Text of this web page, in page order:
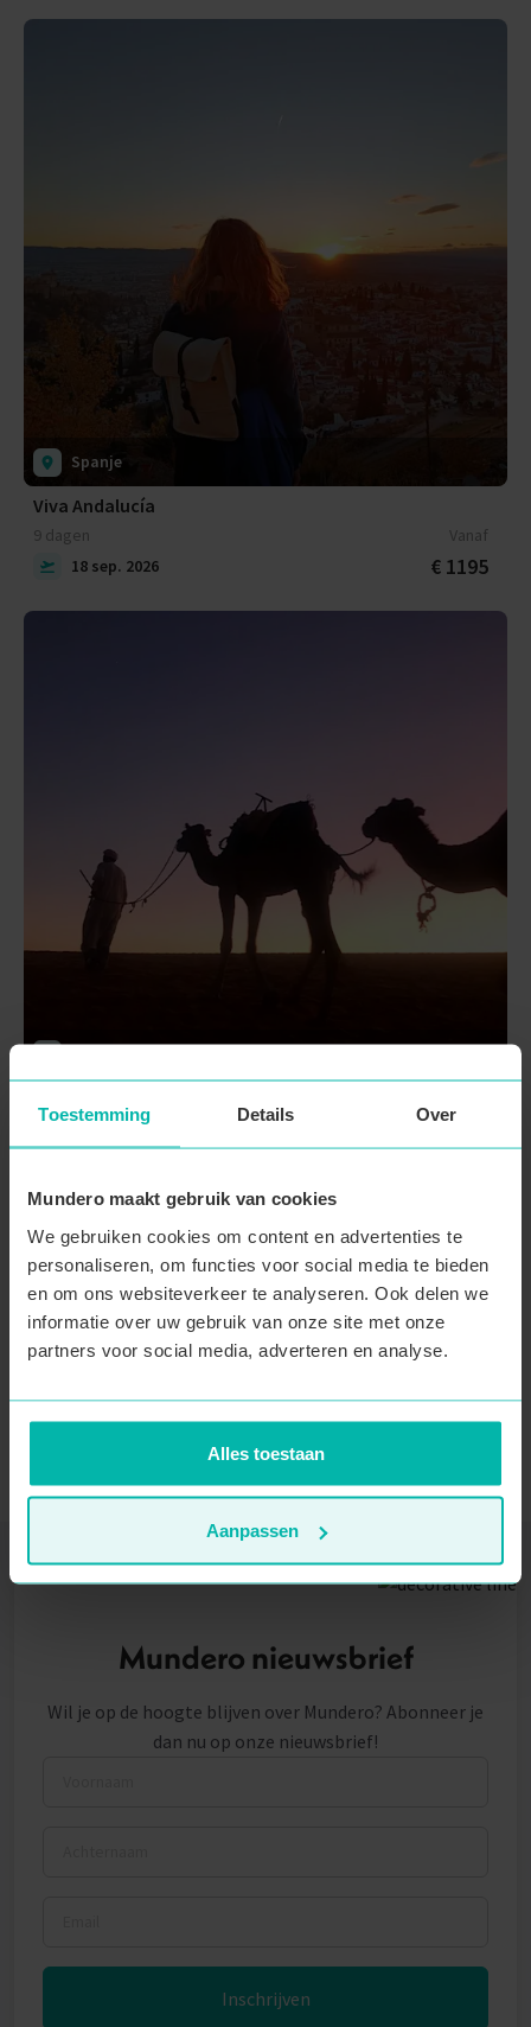
Toestemming Details Over
Mundero maakt gebruik van cookies
We gebruiken cookies om content en advertenties te
personaliseren, om functies voor social media te bieden
en om ons websiteverkeer te analyseren. Ook delen we
informatie over uw gebruik van onze site met onze
partners voor social media, adverteren en analyse.
Alles toestaan
Aanpassen
Spanje
Viva Andalucía
9 dagen
Vanaf
18 sep. 2026
€ 1195
15 dagen
Vanaf
€ 1515
Terug naar boven
Mundero nieuwsbrief
Wil je op de hoogte blijven over Mundero? Abonneer je
dan nu op onze nieuwsbrief!
Inschrijven